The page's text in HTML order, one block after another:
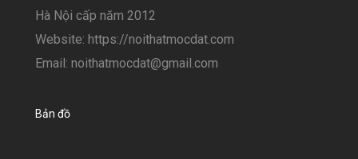
Hà Nội cấp năm 2012
Website: https://noithatmocdat.com
Email: noithatmocdat@gmail.com
Bản đồ